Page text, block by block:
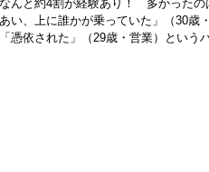
なんと約4割が経験あり！ 多かったの
あい、上に誰かが乗っていた」（30歳
「憑依された」（29歳・営業）という